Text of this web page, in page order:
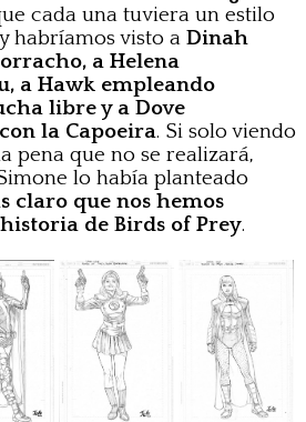
cada una tuviera un estilo
habríamos visto a Dinah
a Helena
a Hawk empleando
libre y a Dove
la Capoeira. Si solo viendo
pena que no se realizará,
lo había planteado
claro que nos hemos
de Birds of Prey.